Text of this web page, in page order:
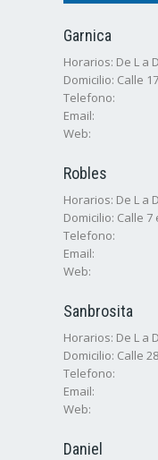
Garnica
Horarios: De L a
Domicilio: Calle
Telefono:
Email:
Web:
Robles
Horarios: De L a
Domicilio: Calle 7
Telefono:
Email:
Web:
Sanbrosita
Horarios: De L a
Domicilio: Calle
Telefono:
Email:
Web:
Daniel